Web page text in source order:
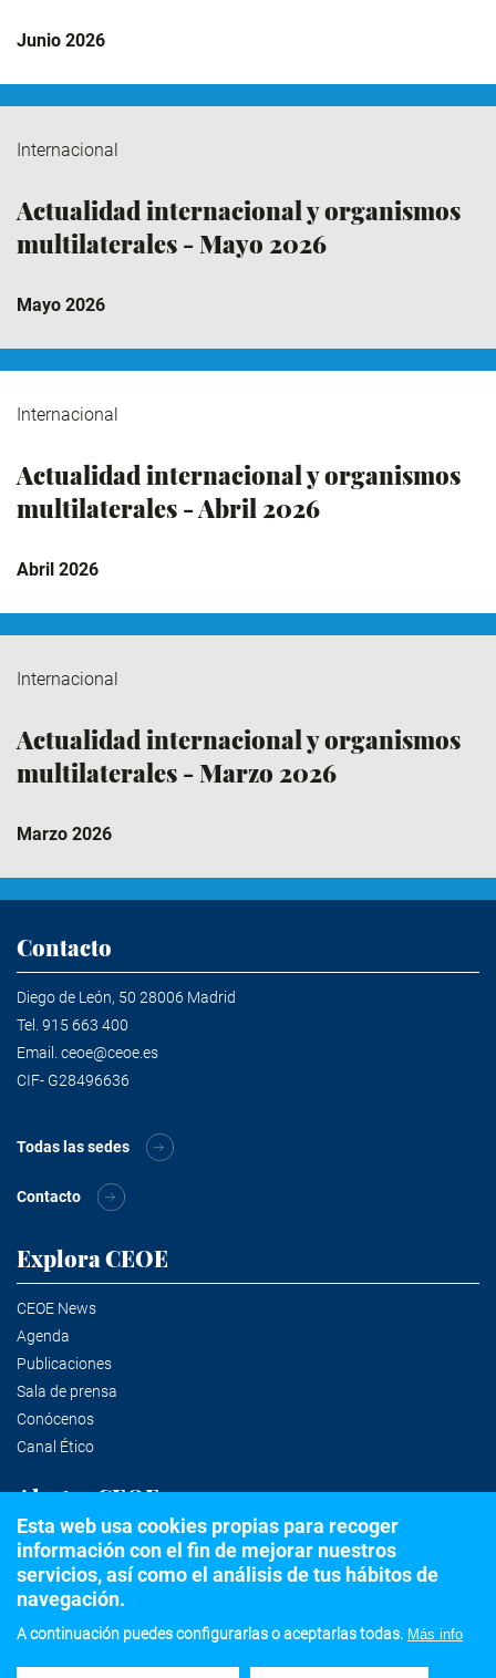
Junio 2026
Internacional
Actualidad internacional y organismos
multilaterales - Mayo 2026
Mayo 2026
Internacional
Actualidad internacional y organismos
multilaterales - Abril 2026
Abril 2026
Internacional
Actualidad internacional y organismos
multilaterales - Marzo 2026
Marzo 2026
Contacto
Diego de León, 50 28006 Madrid
Tel. 915 663 400
Email. ceoe@ceoe.es
CIF- G28496636
Todas las sedes
Contacto
Explora CEOE
CEOE News
Agenda
Publicaciones
Sala de prensa
Conócenos
Canal Ético
Alertas CEOE
Suscríbete a la newsletter
©2020 Confederación Española de Organizaciones Empresariales
Esta web usa cookies propias para recoger
información con el fin de mejorar nuestros
servicios, así como el análisis de tus hábitos de
navegación.
A continuación puedes configurarlas o aceptarlas todas. Más info